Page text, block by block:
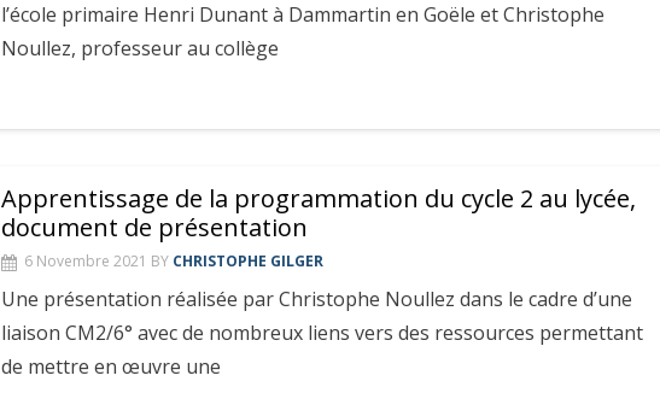
l’école primaire Henri Dunant à Dammartin en Goële et Christophe
Noullez, professeur au collège
Apprentissage de la programmation du cycle 2 au lycée,
document de présentation
6 Novembre 2021 BY CHRISTOPHE GILGER
Une présentation réalisée par Christophe Noullez dans le cadre d’une
liaison CM2/6° avec de nombreux liens vers des ressources permettant
de mettre en œuvre une